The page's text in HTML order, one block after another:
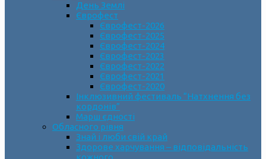
День Землі
Єврофест
Єврофест-2026
Єврофест-2025
Єврофест-2024
Єврофест-2023
Єврофест-2022
Єврофест-2021
Єврофест-2020
Інклюзивний фестиваль “Натхнення без
кордонів”
Марш єдності
Обласного рівня
Знай і люби свій край
Здорове харчування – відповідальність
кожного